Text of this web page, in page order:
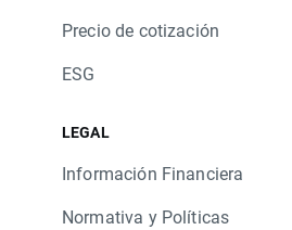
Precio de cotización
ESG
LEGAL
Información Financiera
Normativa y Políticas